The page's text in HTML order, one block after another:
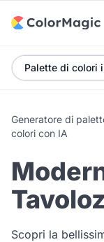
Palette di colori
Generatore di
colori con IA
Scopri la